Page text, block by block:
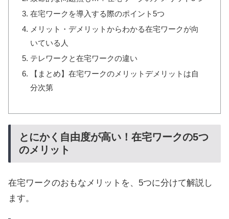
在宅ワークを導入する際のポイント5つ
メリット・デメリットからわかる在宅ワークが向
いている人
テレワークと在宅ワークの違い
【まとめ】在宅ワークのメリットデメリットは自
分次第
とにかく自由度が高い！在宅ワークの5つ
のメリット
在宅ワークのおもなメリットを、5つに分けて解説し
ます。